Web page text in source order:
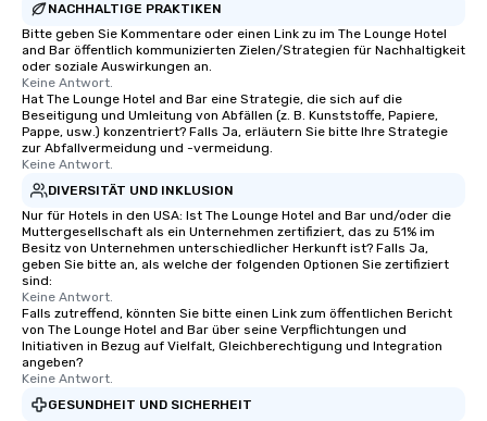
NACHHALTIGE PRAKTIKEN
Bitte geben Sie Kommentare oder einen Link zu im The Lounge Hotel
and Bar öffentlich kommunizierten Zielen/Strategien für Nachhaltigkeit
oder soziale Auswirkungen an.
Keine Antwort.
Hat The Lounge Hotel and Bar eine Strategie, die sich auf die
Beseitigung und Umleitung von Abfällen (z. B. Kunststoffe, Papiere,
Pappe, usw.) konzentriert? Falls Ja, erläutern Sie bitte Ihre Strategie
zur Abfallvermeidung und -vermeidung.
Keine Antwort.
DIVERSITÄT UND INKLUSION
Nur für Hotels in den USA: Ist The Lounge Hotel and Bar und/oder die
Muttergesellschaft als ein Unternehmen zertifiziert, das zu 51% im
Besitz von Unternehmen unterschiedlicher Herkunft ist? Falls Ja,
geben Sie bitte an, als welche der folgenden Optionen Sie zertifiziert
sind:
Keine Antwort.
Falls zutreffend, könnten Sie bitte einen Link zum öffentlichen Bericht
von The Lounge Hotel and Bar über seine Verpflichtungen und
Initiativen in Bezug auf Vielfalt, Gleichberechtigung und Integration
angeben?
Keine Antwort.
GESUNDHEIT UND SICHERHEIT